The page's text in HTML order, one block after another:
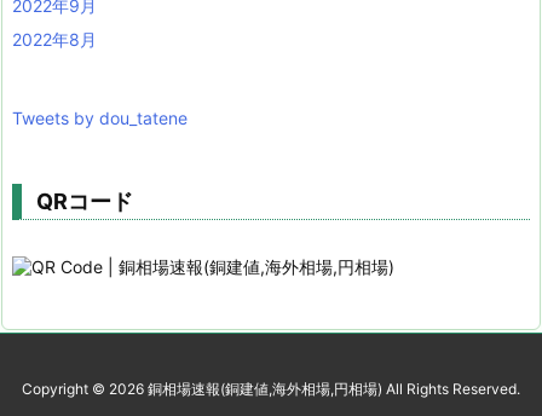
2022年9月
2022年8月
Tweets by dou_tatene
QRコード
Copyright © 2026 銅相場速報(銅建値,海外相場,円相場) All Rights Reserved.